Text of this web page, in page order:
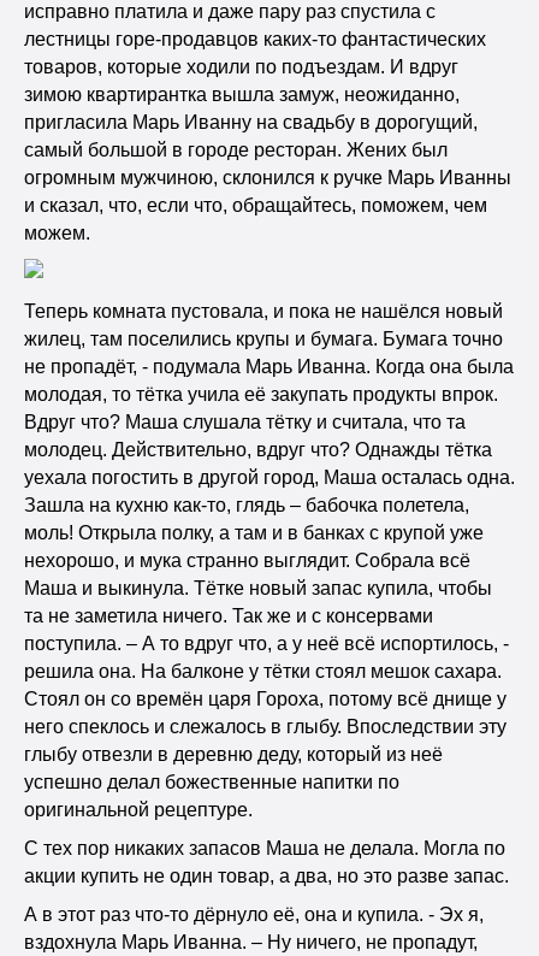
исправно платила и даже пару раз спустила с
лестницы горе-продавцов каких-то фантастических
товаров, которые ходили по подъездам. И вдруг
зимою квартирантка вышла замуж, неожиданно,
пригласила Марь Иванну на свадьбу в дорогущий,
самый большой в городе ресторан. Жених был
огромным мужчиною, склонился к ручке Марь Иванны
и сказал, что, если что, обращайтесь, поможем, чем
можем.
Теперь комната пустовала, и пока не нашёлся новый
жилец, там поселились крупы и бумага. Бумага точно
не пропадёт, - подумала Марь Иванна. Когда она была
молодая, то тётка учила её закупать продукты впрок.
Вдруг что? Маша слушала тётку и считала, что та
молодец. Действительно, вдруг что? Однажды тётка
уехала погостить в другой город, Маша осталась одна.
Зашла на кухню как-то, глядь – бабочка полетела,
моль! Открыла полку, а там и в банках с крупой уже
нехорошо, и мука странно выглядит. Собрала всё
Маша и выкинула. Тётке новый запас купила, чтобы
та не заметила ничего. Так же и с консервами
поступила. – А то вдруг что, а у неё всё испортилось, -
решила она. На балконе у тётки стоял мешок сахара.
Стоял он со времён царя Гороха, потому всё днище у
него спеклось и слежалось в глыбу. Впоследствии эту
глыбу отвезли в деревню деду, который из неё
успешно делал божественные напитки по
оригинальной рецептуре.
С тех пор никаких запасов Маша не делала. Могла по
акции купить не один товар, а два, но это разве запас.
А в этот раз что-то дёрнуло её, она и купила. - Эх я,
вздохнула Марь Иванна. – Ну ничего, не пропадут,